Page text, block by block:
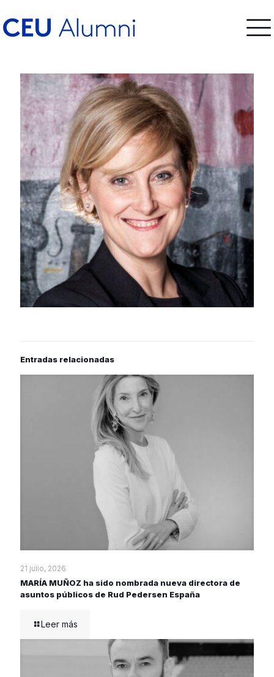
Entradas relacionadas
21 julio, 2026
MARÍA MUÑOZ ha sido nombrada nueva directora de
asuntos públicos de Rud Pedersen España
Leer más